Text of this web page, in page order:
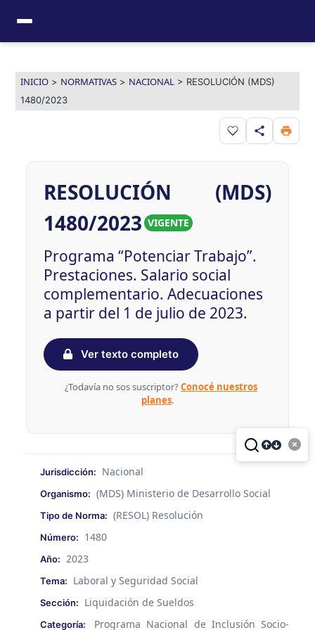
contenido
INICIO> NORMATIVAS> NACIONAL> RESOLUCIÓN (MDS)
1480/2023
Guardar en
RESOLUCIÓN (MDS)
1480/2023 VIGENTE
Programa “Potenciar Trabajo”.
Prestaciones. Salario social
complementario. Adecuaciones
a partir del 1 de julio de 2023.
Ver texto completo
¿Todavía no sos suscriptor?Conocé nuestros
planes.
Jurisdicción: Nacional
Organismo: (MDS) Ministerio de Desarrollo Social
Tipo de Norma: (RESOL) Resolución
Número: 1480
Año: 2023
Tema: Laboral y Seguridad Social
Sección: Liquidación de Sueldos
Categoría: Programa Nacional de Inclusión Socio-